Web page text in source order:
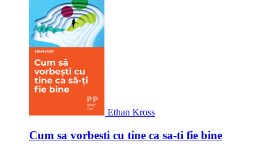
Ethan Kross
Cum sa vorbesti cu tine ca sa-ti fie bine